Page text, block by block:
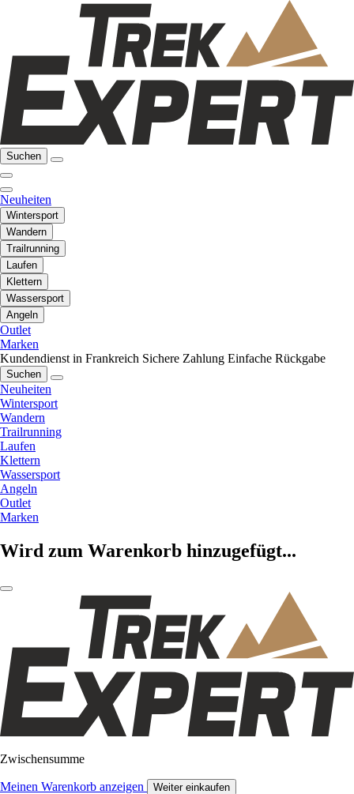
Suchen
Neuheiten
Wintersport
Wandern
Trailrunning
Laufen
Klettern
Wassersport
Angeln
Outlet
Marken
Kundendienst in Frankreich Sichere Zahlung Einfache Rückgabe
Suchen
Neuheiten
Wintersport
Wandern
Trailrunning
Laufen
Klettern
Wassersport
Angeln
Outlet
Marken
Wird zum Warenkorb hinzugefügt...
Zwischensumme
Meinen Warenkorb anzeigen Weiter einkaufen